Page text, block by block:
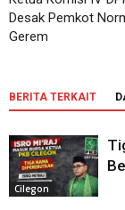
Desak Pemkot
Gerem
BERITA TERKAIT
Cilegon